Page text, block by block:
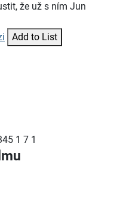
že už s ním Jun
Add to List
1 7 1